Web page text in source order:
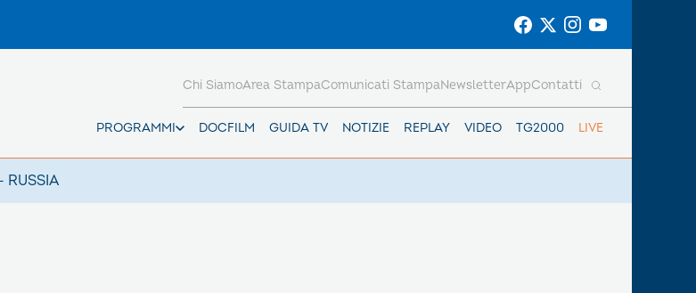
PROGRAMMI DOCFILM GUIDA TV NOTIZIE REPLAY VIDEO TG2000 LIVE
Chi SiamoArea StampaComunicati StampaNewsletterAppContatti
RUSSIA